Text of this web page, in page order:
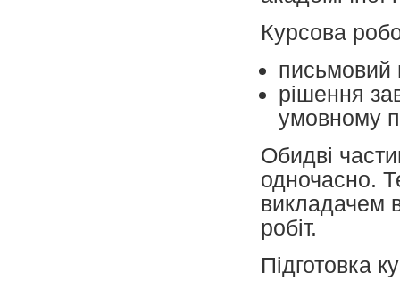
Курсова
письмовий
рішення
умовному
Обидві
одночасно.
викладачем
робіт.
Підготовка